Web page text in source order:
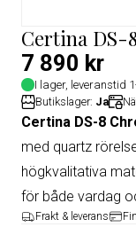
Certina DS-
7 890 kr
I lager, leveranstid
Butikslager: Ja
Certina DS-8
med quartz
högkvalitativa
för både vardag
Frakt & leverans